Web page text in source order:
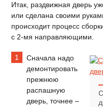
Итак, раздвижная дверь
или сделана своими
происходит процесс
с 2-мя направляющими.
Сначала надо
демонтировать
прежнюю
распашную
дверь, точнее –